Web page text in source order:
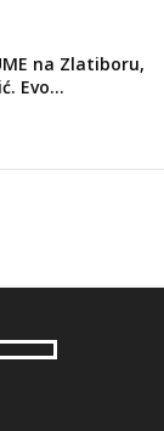
na Zlatiboru,
Evo...